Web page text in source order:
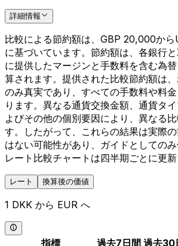
詳細情報
比較による節約額は、GBP 20,000か
に基づいています。節約額は、各銀行
に提供したマージンと手数料を含む為
算されます。提供された比較節約額は
のみ真実であり、すべての手数料や料
ります。異なる通貨交換金額、通貨タ
よびその他の個別要因により、異なる
す。したがって、これらの結果は実際
はない可能性があり、ガイドとしてのみ
レート比較チャートは四半期ごとに更新
レート 換算後の価値
1 DKK から EUR へ
指標 過去7日間 過去30